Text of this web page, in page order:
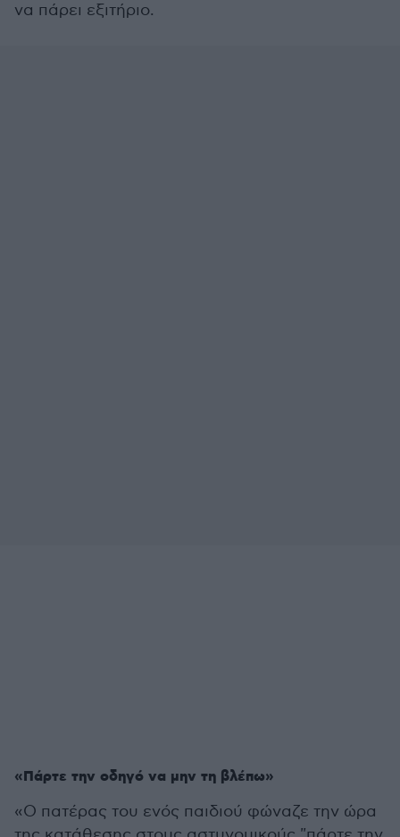
να πάρει εξιτήριο.
«Πάρτε την οδηγό να μην τη βλέπω»
«Ο πατέρας του ενός παιδιού φώναζε την ώρα